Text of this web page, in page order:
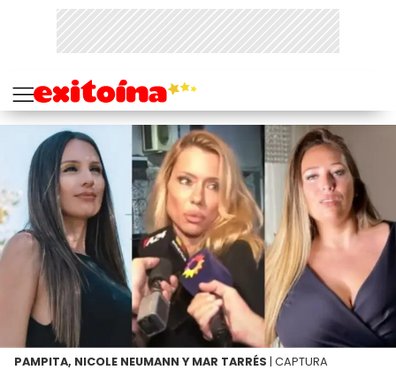
PAMPITA, NICOLE NEUMANN Y MAR TARRÉS | CAPTURA